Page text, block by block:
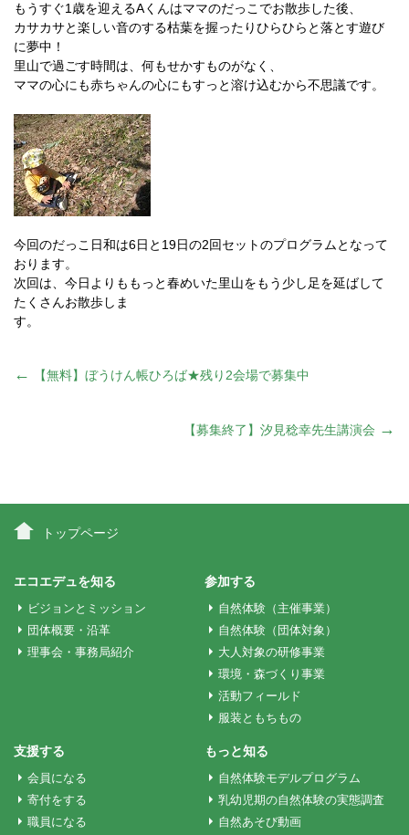
もうすぐ1歳を迎えるAくんはママのだっこでお散歩した後、
カサカサと楽しい音のする枯葉を握ったりひらひらと落とす遊び
に夢中！
里山で過ごす時間は、何もせかすものがなく、
ママの心にも赤ちゃんの心にもすっと溶け込むから不思議です。
今回のだっこ日和は6日と19日の2回セットのプログラムとなって
おります。
次回は、今日よりももっと春めいた里山をもう少し足を延ばして
たくさんお散歩しま
す。
投
ビ
ゲ
ー
ョ
ン
← 【無料】ぼうけん帳ひろば★残り2会場で募集中
【募集終了】汐見稔幸先生講演会 →
トップページ
エコエデュを知る
ビジョンとミッション
団体概要・沿革
理事会・事務局紹介
参加する
自然体験（主催事業）
自然体験（団体対象）
大人対象の研修事業
環境・森づくり事業
活動フィールド
服装ともちもの
支援する
会員になる
寄付をする
職員になる
もっと知る
自然体験モデルプログラム
乳幼児期の自然体験の実態調査
自然あそび動画